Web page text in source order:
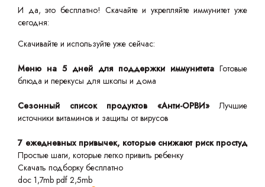
И да, это бесплатно! Скачайте и укрепляйте иммунитет уже
сегодня:
Скачивайте и используйте уже сейчас:
Меню на 5 дней для поддержки иммунитета Готовые
блюда и перекусы для школы и дома
Сезонный список продуктов «Анти-ОРВИ»
Лучшие
источники витаминов и защиты от вирусов
7 ежедневных привычек, которые снижают риск простуд
Простые шаги, которые легко привить ребенку
Скачать подборку бесплатно
doc 1,7mb pdf 2,5mb